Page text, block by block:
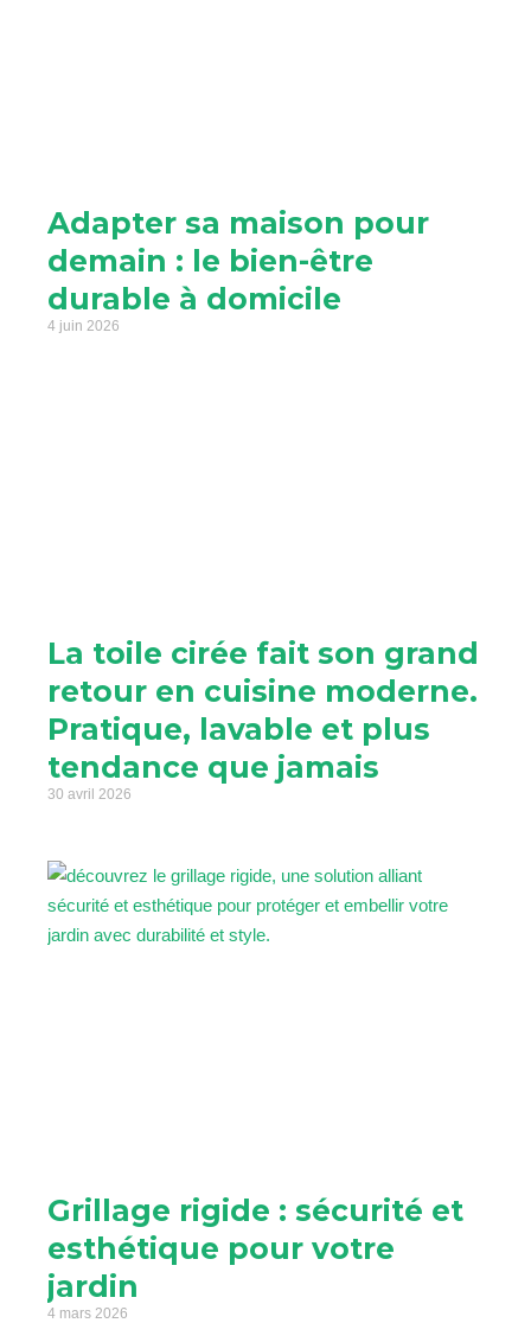
Adapter sa maison pour
demain : le bien-être
durable à domicile
4 juin 2026
La toile cirée fait son grand
retour en cuisine moderne.
Pratique, lavable et plus
tendance que jamais
30 avril 2026
Grillage rigide : sécurité et
esthétique pour votre
jardin
4 mars 2026